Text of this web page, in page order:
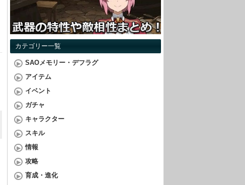
カテゴリー一覧
SAOメモリー・デフラグ
アイテム
イベント
ガチャ
キャラクター
スキル
情報
攻略
育成・進化